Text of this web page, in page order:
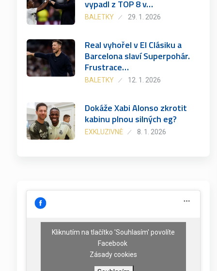
vypadl z TOP 8 v…
BALETKY 29. 1. 2026
Real vyhořel v El Clásiku a
Barcelona slaví Superpohár.
Frustrace…
BALETKY 12. 1. 2026
Dokáže Xabi Alonso zkrotit
kabinu plnou silných eg?
EXKLUZIVNĚ 8. 1. 2026
Kliknutím na tlačítko 'Souhlasím' povolíte
Facebook
Zásady cookies